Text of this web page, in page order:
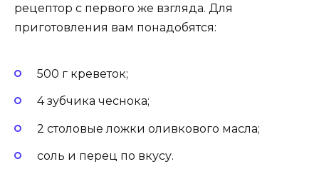
рецептор с первого же взгляда. Для
приготовления вам понадобятся:
500 г креветок;
4 зубчика чеснока;
2 столовые ложки оливкового масла;
соль и перец по вкусу.